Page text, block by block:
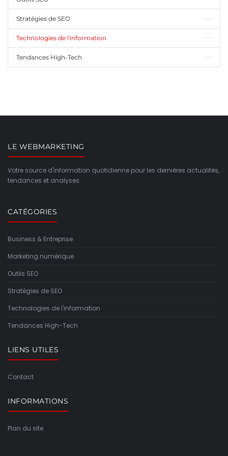
Stratégies de SEO
Technologies de l'information
Tendances High-Tech
LE WEBMARKETING
Votre source d'information quotidienne pour les dernières actualités,
tendances et analyses.
CATÉGORIES
Business & Entreprise
Marketing numérique
Outils SEO
Stratégies de SEO
Technologies de l'information
Tendances High-Tech
LIENS UTILES
Contact
INFORMATIONS
Plan du site